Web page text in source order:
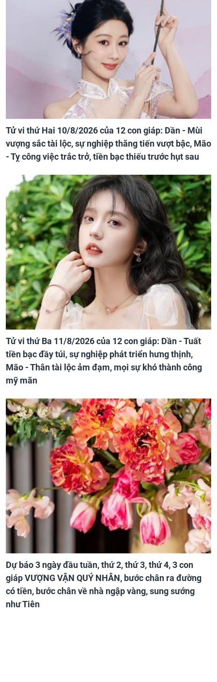
Tử vi thứ Hai 10/8/2026 của 12 con giáp: Dần - Mùi
vượng sắc tài lộc, sự nghiệp thăng tiến vượt bậc, Mão
- Tỵ công việc trắc trở, tiền bạc thiếu trước hụt sau
Tử vi thứ Ba 11/8/2026 của 12 con giáp: Dần - Tuất
tiền bạc đầy túi, sự nghiệp phát triển hưng thịnh,
Mão - Thân tài lộc ảm đạm, mọi sự khó thành công
mỹ mãn
Dự báo 3 ngày đầu tuần, thứ 2, thứ 3, thứ 4, 3 con
giáp VƯỢNG VẬN QUÝ NHÂN, bước chân ra đường
có tiền, bước chân về nhà ngập vàng, sung sướng
như Tiên